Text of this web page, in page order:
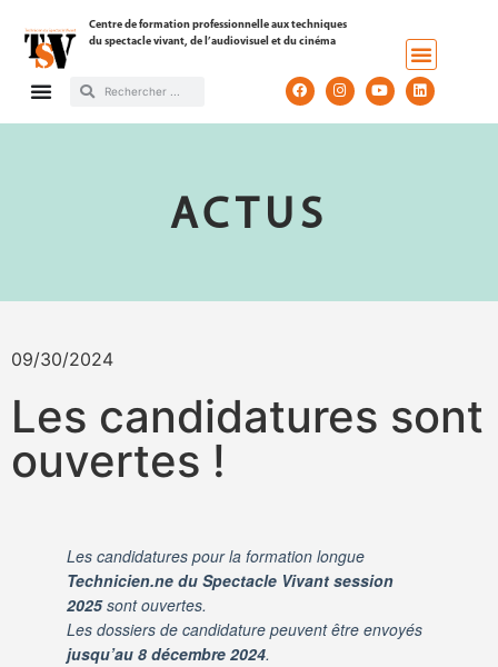
Centre de formation professionnelle aux techniques
du spectacle vivant, de l’audiovisuel et du cinéma
ACTUS
09/30/2024
Les candidatures sont
ouvertes !
Les candidatures pour la formation longue
Technicien.ne du Spectacle Vivant session
2025sont ouvertes.
Les dossiers de candidature peuvent être envoyés
jusqu’au 8 décembre 2024.